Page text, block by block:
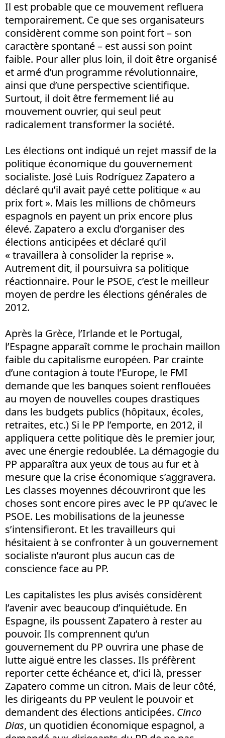
Il est probable que ce mouvement refluera
temporairement. Ce que ses organisateurs
considèrent comme son point fort – son
caractère spontané – est aussi son point
faible. Pour aller plus loin, il doit être organisé
et armé d’un programme révolutionnaire,
ainsi que d’une perspective scientifique.
Surtout, il doit être fermement lié au
mouvement ouvrier, qui seul peut
radicalement transformer la société.
Les élections ont indiqué un rejet massif de la
politique économique du gouvernement
socialiste. José Luis Rodríguez Zapatero a
déclaré qu’il avait payé cette politique « au
prix fort ». Mais les millions de chômeurs
espagnols en payent un prix encore plus
élevé. Zapatero a exclu d’organiser des
élections anticipées et déclaré qu’il
« travaillera à consolider la reprise ».
Autrement dit, il poursuivra sa politique
réactionnaire. Pour le PSOE, c’est le meilleur
moyen de perdre les élections générales de
2012.
Après la Grèce, l’Irlande et le Portugal,
l’Espagne apparaît comme le prochain maillon
faible du capitalisme européen. Par crainte
d’une contagion à toute l’Europe, le FMI
demande que les banques soient renflouées
au moyen de nouvelles coupes drastiques
dans les budgets publics (hôpitaux, écoles,
retraites, etc.) Si le PP l’emporte, en 2012, il
appliquera cette politique dès le premier jour,
avec une énergie redoublée. La démagogie du
PP apparaîtra aux yeux de tous au fur et à
mesure que la crise économique s’aggravera.
Les classes moyennes découvriront que les
choses sont encore pires avec le PP qu’avec le
PSOE. Les mobilisations de la jeunesse
s’intensifieront. Et les travailleurs qui
hésitaient à se confronter à un gouvernement
socialiste n’auront plus aucun cas de
conscience face au PP.
Les capitalistes les plus avisés considèrent
l’avenir avec beaucoup d’inquiétude. En
Espagne, ils poussent Zapatero à rester au
pouvoir. Ils comprennent qu’un
gouvernement du PP ouvrira une phase de
lutte aiguë entre les classes. Ils préfèrent
reporter cette échéance et, d’ici là, presser
Zapatero comme un citron. Mais de leur côté,
les dirigeants du PP veulent le pouvoir et
demandent des élections anticipées. Cinco
Dias, un quotidien économique espagnol, a